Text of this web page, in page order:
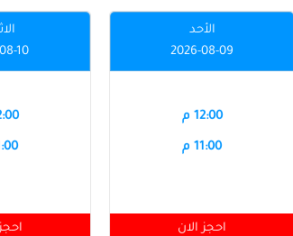
الأحد
2026-08-09
12:00 م
11:00 م
احجز الان
10